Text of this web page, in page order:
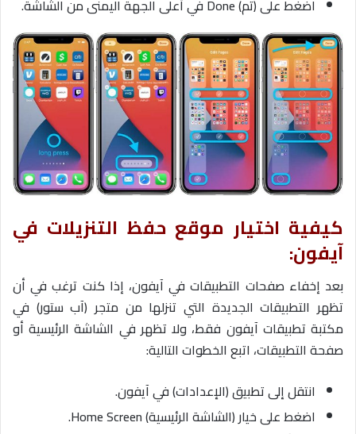
اضغط على (تم) Done في أعلى الجهة اليمنى من الشاشة.
كيفية اختيار موقع حفظ التنزيلات في
آيفون:
بعد إخفاء صفحات التطبيقات في آيفون، إذا كنت ترغب في أن
تظهر التطبيقات الجديدة التي تنزلها من متجر (آب ستور) في
مكتبة تطبيقات آيفون فقط، ولا تظهر في الشاشة الرئيسية أو
صفحة التطبيقات، اتبع الخطوات التالية:
انتقل إلى تطبيق (الإعدادات) في آيفون.
اضغط على خيار (الشاشة الرئيسية) Home Screen.